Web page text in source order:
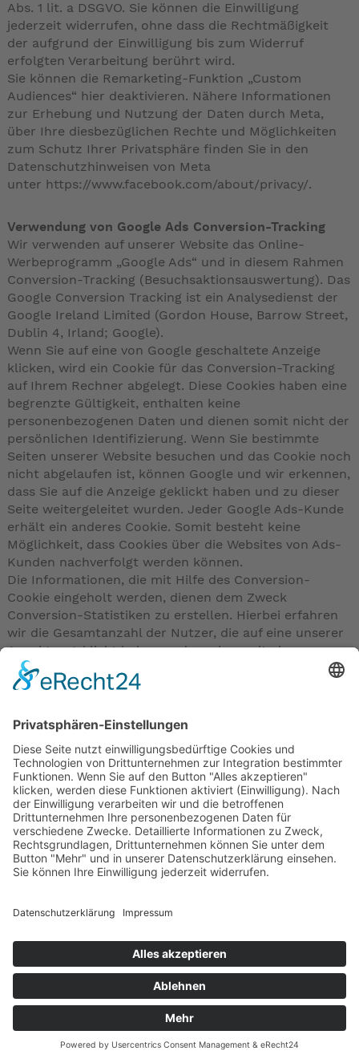
Abs. 1 lit. a DSGVO. Sie können die Einwilligung
jederzeit widerrufen, ohne dass die Rechtmäßigkeit
der aufgrund der Einwilligung bis zum Widerruf
erfolgten Verarbeitung berührt wird.
Sie können die Remarketing-Funktion „Custom
Audiences“ hier deaktivieren. Nähere Informationen
zur Erhebung und Nutzung der Daten durch Meta,
über Ihre diesbezüglichen Rechte und Möglichkeiten
zum Schutz Ihrer Privatsphäre finden Sie in den
Datenschutzhinweisen von Meta
unter https://www.facebook.com/about/privacy/.
Verwendung von Google Ads Conversion-Tracking
Wir verwenden auf unserer Website das Online-
Werbeprogramm „Google Ads“ und in diesem Rahmen
Conversion-Tracking (Besuchsaktionsauswertung). Das
Google Conversion Tracking ist ein Analysedienst der
Google Ireland Limited (Gordon House, Barrow Street,
Dublin 4, Irland; Google).
Wenn Sie auf eine von Google geschaltete Anzeige
klicken, wird ein Cookie für das Conversion-Tracking
auf Ihrem Rechner abgelegt. Diese Cookies haben eine
begrenzte Gültigkeit, enthalten keine
personenbezogenen Daten und dienen somit nicht der
persönlichen Identifizierung. Wenn Sie bestimmte
Seiten unserer Website besuchen und das Cookie noch
nicht abgelaufen ist, können Google und wir erkennen,
dass Sie auf die Anzeige geklickt haben und zu dieser
Seite weitergeleitet wurden. Jeder Google Ads-Kunde
erhält ein anderes Cookie. Somit besteht keine
Möglichkeit, dass Cookies über die Websites von Ads-
Kunden nachverfolgt werden können.
Die Informationen, die mit Hilfe des Conversion-
Cookie eingeholt werden, dienen dem Zweck
Conversion-Statistiken zu erstellen. Hierbei erfahren
wir die Gesamtanzahl der Nutzer, die auf eine unserer
Anzeigen geklickt haben und zu einer mit einem
Conversion-Tracking-Tag versehenen Seite
weitergeleitet wurden. Wir erhalten jedoch keine
identifizieren lassen.
Einwilligungsmodus (Advanced Consent Mode). Hierbei
werden auch bei nicht erteilter Einwilligung
Nutzerdaten an Google in Form von “Pings”
übermittelt. Diese Pings können u.a. folgende
Informationen enthalten: IP-Adresse zum Ableiten des
IP-Landes (eine Protokollierung der IP-Adresse findet
nicht statt), Datum und Uhrzeit des Seitenaufrufs, URL
der besuchte Seiten, User-Agent, Referrer-URL
oder Informationen über das Auslösen von Website-
dieser Informationen nimmt Google eine Modellierung
von Nutzdaten vor, um eine umfassende
Nutzungsanalyse trotz der Verweigerung der
Einwilligung vornehmen zu können.
Ihre Daten werden gegebenenfalls an die Server der
Google LLC in die USA übermittelt. Für die USA ist ein